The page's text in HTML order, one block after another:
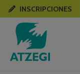
INSCRIPCIONES